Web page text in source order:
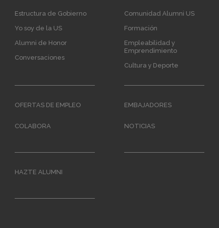
Estructura de Gobierno
Yo soy de la US
Alumni de Honor
Conversaciones
Comunidad Alumni US
Formación
Empleabilidad y
Emprendimiento
Cultura y Deporte
OFERTAS DE EMPLEO EMBAJADORES
COLABORA NOTICIAS
HAZTE ALUMNI